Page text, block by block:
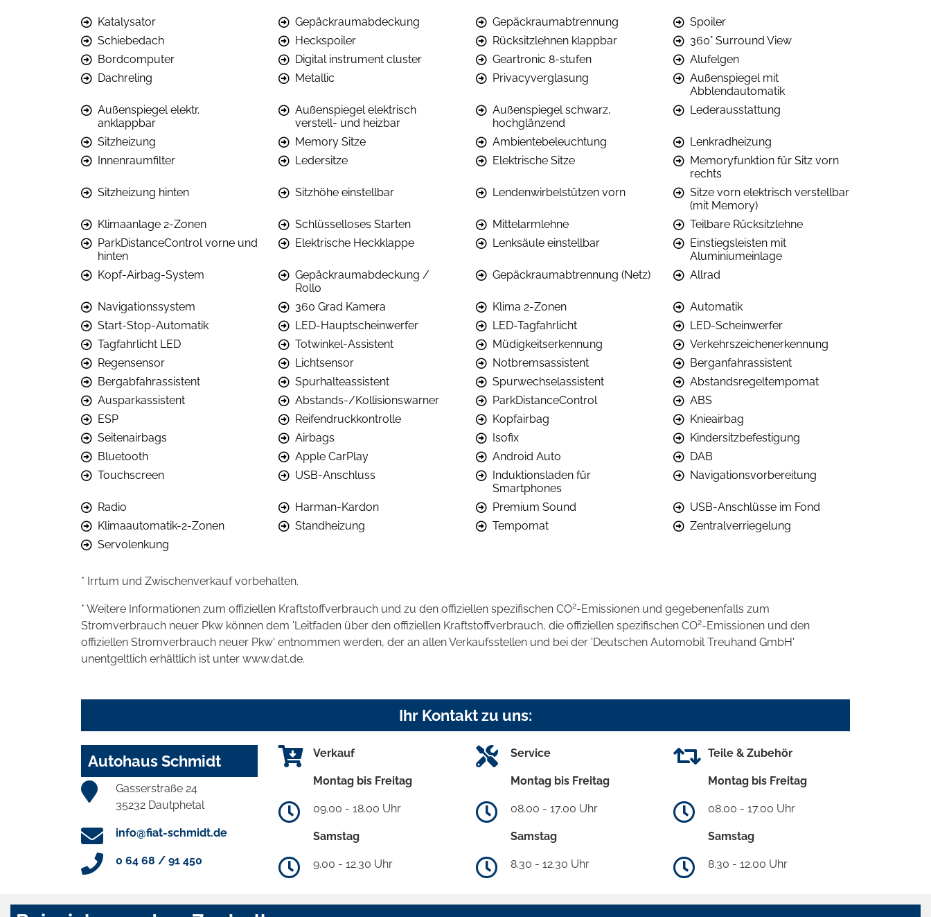
Katalysator Gepäckraumabdeckung Gepäckraumabtrennung
Spoiler
Schiebedach
Heckspoiler Rücksitzlehnen klappbar
360° Surround View
Bordcomputer
Digital instrument cluster Geartronic 8-stufen
Alufelgen
Dachreling
Metallic Privacyverglasung
Außenspiegel mit
Abblendautomatik
Außenspiegel elektr.
anklappbar
Außenspiegel elektrisch
verstell- und heizbar
Außenspiegel schwarz,
hochglänzend
Lederausstattung
Sitzheizung Memory Sitze Ambientebeleuchtung
Lenkradheizung
Innenraumfilter
Ledersitze Elektrische Sitze
Memoryfunktion für Sitz vorn
rechts
Sitzheizung hinten
Sitzhöhe einstellbar Lendenwirbelstützen vorn
Sitze vorn elektrisch verstellbar
(mit Memory)
Klimaanlage 2-Zonen
Schlüsselloses Starten Mittelarmlehne
Teilbare Rücksitzlehne
ParkDistanceControl vorne und
hinten
Elektrische Heckklappe Lenksäule einstellbar
Einstiegsleisten mit
Aluminiumeinlage
Kopf-Airbag-System
Gepäckraumabdeckung /
Rollo
Gepäckraumabtrennung (Netz) Allrad
Navigationssystem 360 Grad Kamera Klima 2-Zonen
Automatik
Start-Stop-Automatik
LED-Hauptscheinwerfer LED-Tagfahrlicht
LED-Scheinwerfer
Tagfahrlicht LED
Totwinkel-Assistent Müdigkeitserkennung
Verkehrszeichenerkennung
Regensensor
Lichtsensor Notbremsassistent
Berganfahrassistent
Bergabfahrassistent
Spurhalteassistent Spurwechselassistent
Abstandsregeltempomat
Ausparkassistent
Abstands-/Kollisionswarner ParkDistanceControl
ABS
ESP
Reifendruckkontrolle Kopfairbag
Knieairbag
Seitenairbags
Airbags Isofix
Kindersitzbefestigung
Bluetooth
Apple CarPlay Android Auto
DAB
Touchscreen
USB-Anschluss
Induktionsladen für
Smartphones
Navigationsvorbereitung
Radio Harman-Kardon Premium Sound
USB-Anschlüsse im Fond
Klimaautomatik-2-Zonen
Standheizung Tempomat
Zentralverriegelung
Servolenkung
* Irrtum und Zwischenverkauf vorbehalten.
* Weitere Informationen zum offiziellen Kraftstoffverbrauch und zu den offiziellen spezifischen CO2-Emissionen und gegebenenfalls zum
Stromverbrauch neuer Pkw können dem 'Leitfaden über den offiziellen Kraftstoffverbrauch, die offiziellen spezifischen CO2-Emissionen und den
offiziellen Stromverbrauch neuer Pkw' entnommen werden, der an allen Verkaufsstellen und bei der 'Deutschen Automobil Treuhand GmbH'
unentgeltlich erhältlich ist unter www.dat.de.
Ihr Kontakt zu uns:
Autohaus Schmidt
Gasserstraße 24
35232 Dautphetal
info@fiat-schmidt.de
0 64 68 / 91 450
Verkauf
Montag bis Freitag
09.00 - 18.00 Uhr
Samstag
9.00 - 12.30 Uhr
Service
Montag bis Freitag
08.00 - 17.00 Uhr
Samstag
8.30 - 12.30 Uhr
Teile & Zubehör
Montag bis Freitag
08.00 - 17.00 Uhr
Samstag
8.30 - 12.00 Uhr